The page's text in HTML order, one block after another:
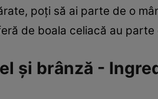
poţi să ai parte de o
de boala celiacă au
şi brânză -